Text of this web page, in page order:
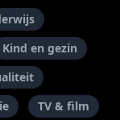
Kind en gezin
TV & film